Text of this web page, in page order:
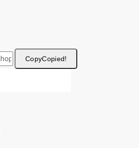
CopyCopied!